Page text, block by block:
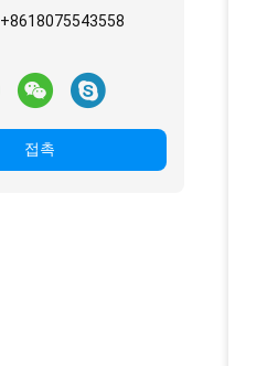
+8618075543558
접촉